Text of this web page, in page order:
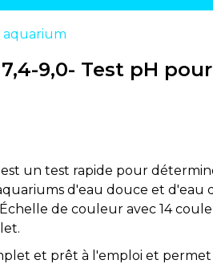
aquarium
9,0- Test pH
est un test rapide pour
d'eau douce et d'eau
de couleur avec 14
et prêt à l'emploi et